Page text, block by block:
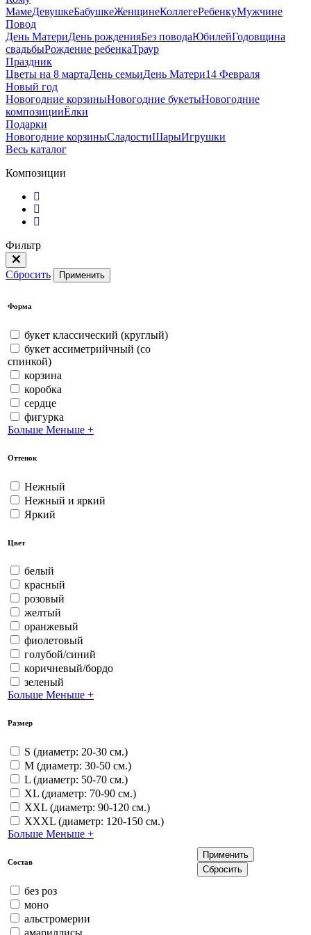
МамеДевушкеБабушкеЖенщинеКоллегеРебенкуМужчине
Повод
День МатериДень рожденияБез поводаЮбилейГодовщина
свадьбыРождение ребенкаТраур
Праздник
Цветы на 8 мартаДень семьиДень Матери14 Февраля
Новый год
Новогодние корзиныНовогодние букетыНовогодние
композицииЁлки
Подарки
Новогодние корзиныСладостиШарыИгрушки
Весь каталог
Композиции
Фильтр
Сбросить Применить
Форма
букет классический (круглый)
букет ассиметрийчный (со
спинкой)
корзина
коробка
сердце
фигурка
Больше Меньше +
Оттенок
Нежный
Нежный и яркий
Яркий
Цвет
белый
красный
розовый
желтый
оранжевый
фиолетовый
голубой/синий
коричневый/бордо
зеленый
Больше Меньше +
Размер
S (диаметр: 20-30 см.)
M (диаметр: 30-50 см.)
L (диаметр: 50-70 см.)
XL (диаметр: 70-90 см.)
XXL (диаметр: 90-120 см.)
XXXL (диаметр: 120-150 см.)
Больше Меньше +
Состав
без роз
моно
альстромерии